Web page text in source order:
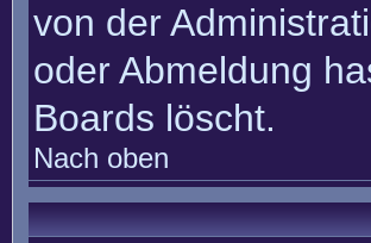
von der
oder Abmeldung
Boards löscht.
Nach oben